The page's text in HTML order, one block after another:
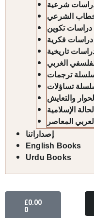
شرعية
الشرعي
دراسات تكوين
دراسات فكرية
تاريخية
الغربي
ترجمات
تساؤلات
والتعايش
الإسلامية
المعاصر
إصداراتنا
English Books
Urdu Books
£0.00
0
CART